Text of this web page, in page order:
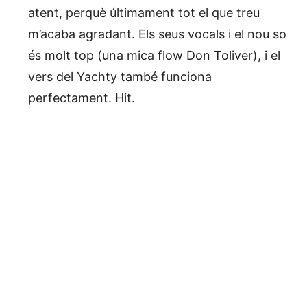
atent, perquè últimament tot el que treu
m’acaba agradant. Els seus vocals i el nou so
és molt top (una mica flow Don Toliver), i el
vers del Yachty també funciona
perfectament. Hit.